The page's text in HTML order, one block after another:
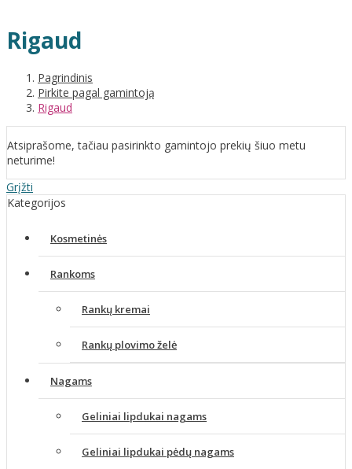
Rigaud
Pagrindinis
Pirkite pagal gamintoją
Rigaud
Atsiprašome, tačiau pasirinkto gamintojo prekių šiuo metu
neturime!
Grįžti
Kategorijos
Kosmetinės
Rankoms
Rankų kremai
Rankų plovimo želė
Nagams
Geliniai lipdukai nagams
Geliniai lipdukai pėdų nagams